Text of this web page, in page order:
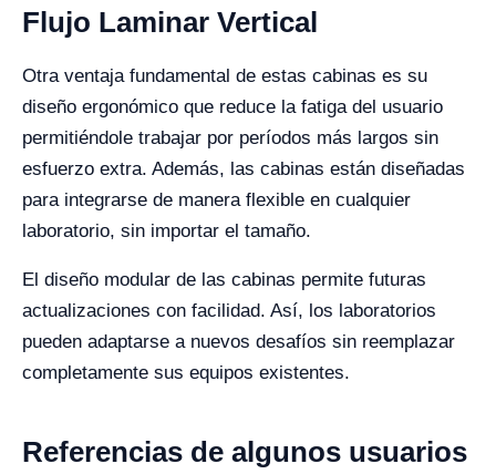
Flujo Laminar Vertical
Otra ventaja fundamental de estas cabinas es su
diseño ergonómico que reduce la fatiga del usuario
permitiéndole trabajar por períodos más largos sin
esfuerzo extra. Además, las cabinas están diseñadas
para integrarse de manera flexible en cualquier
laboratorio, sin importar el tamaño.
El diseño modular de las cabinas permite futuras
actualizaciones con facilidad. Así, los laboratorios
pueden adaptarse a nuevos desafíos sin reemplazar
completamente sus equipos existentes.
Referencias de algunos usuarios